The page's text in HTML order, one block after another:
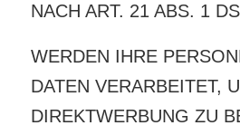
NACH ART. 21 ABS. 1
WERDEN IHRE
DATEN VERARBEITET,
DIREKTWERBUNG ZU